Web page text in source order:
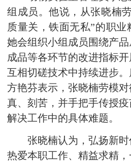
组成员。他说，从张晓楠
质量关，铁面无私”的职业
她会组织小组成员围绕产
成品等各环节的改进指标
互相切磋技术中持续进步
方艳芬表示，张晓楠劳模
真、刻苦，并手把手传授
解决工作中的具体难题。
张晓楠认为，弘扬新时
热爱本职工作、精益求精